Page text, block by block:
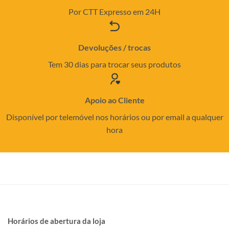
Por CTT Expresso em 24H
Devoluções / trocas
Tem 30 dias para trocar seus produtos
Apoio ao Cliente
Disponível por telemóvel nos horários ou por email a qualquer
hora
Horários de abertura da loja